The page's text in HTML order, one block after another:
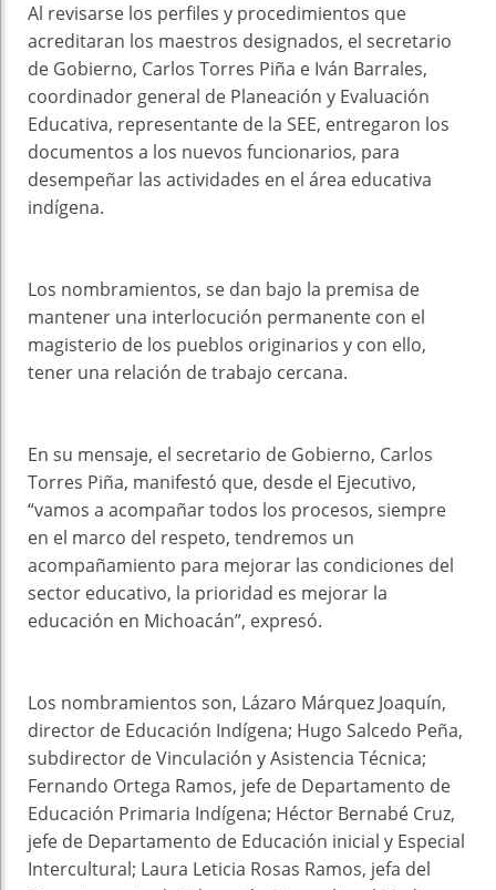
Al revisarse los perfiles y procedimientos que
acreditaran los maestros designados, el secretario
de Gobierno, Carlos Torres Piña e Iván Barrales,
coordinador general de Planeación y Evaluación
Educativa, representante de la SEE, entregaron los
documentos a los nuevos funcionarios, para
desempeñar las actividades en el área educativa
indígena.
Los nombramientos, se dan bajo la premisa de
mantener una interlocución permanente con el
magisterio de los pueblos originarios y con ello,
tener una relación de trabajo cercana.
En su mensaje, el secretario de Gobierno, Carlos
Torres Piña, manifestó que, desde el Ejecutivo,
“vamos a acompañar todos los procesos, siempre
en el marco del respeto, tendremos un
acompañamiento para mejorar las condiciones del
sector educativo, la prioridad es mejorar la
educación en Michoacán”, expresó.
Los nombramientos son, Lázaro Márquez Joaquín,
director de Educación Indígena; Hugo Salcedo Peña,
subdirector de Vinculación y Asistencia Técnica;
Fernando Ortega Ramos, jefe de Departamento de
Educación Primaria Indígena; Héctor Bernabé Cruz,
jefe de Departamento de Educación inicial y Especial
Intercultural; Laura Leticia Rosas Ramos, jefa del